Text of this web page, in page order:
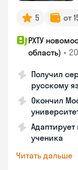
5 от
РХТУ
область) •
Получил
русскому
Окончил
ученика
Читать дальше